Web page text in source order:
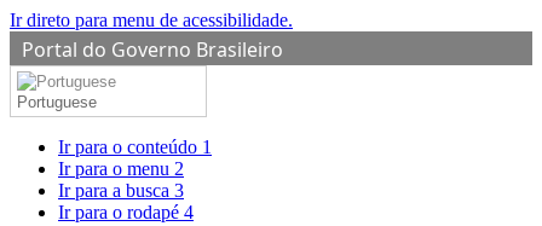
Ir direto para menu de acessibilidade.
Portal do Governo Brasileiro
Portuguese
Ir para o conteúdo 1
Ir para o menu 2
Ir para a busca 3
Ir para o rodapé 4